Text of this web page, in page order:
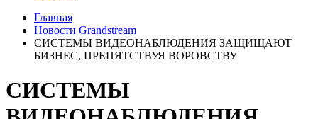
Главная
Новости Grandstream
СИСТЕМЫ ВИДЕОНАБЛЮДЕНИЯ ЗАЩИЩАЮТ
БИЗНЕС, ПРЕПЯТСТВУЯ ВОРОВСТВУ
СИСТЕМЫ